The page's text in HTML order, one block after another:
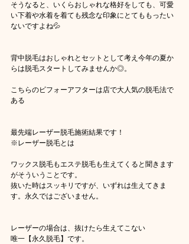
そうなると、いくらおしゃれな格好をしても、可愛
い下着や水着を着ても残念な印象にとてももったい
ないですよね💦
背中脱毛はおしゃれとセットとして考え今年の夏か
らは脱毛スタートしてみませんか◎。
こちらのビフォーアフターは店で大人気の脱毛法で
ある
最先端レーザー脱毛施術結果です！
※レーザー脱毛とは
ワックス脱毛もエステ脱毛も生えてくると聞きます
がそういうことです。
抜いた時はスッキリですが、いずれは生えてきま
す。永久ではございません。
レーザーの場合は、抜けたら生えてこない
唯一【永久脱毛】です。